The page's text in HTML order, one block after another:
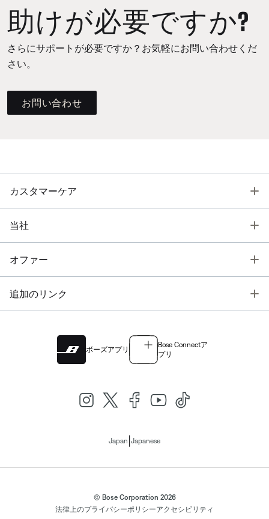
助けが必要ですか?
さらにサポートが必要ですか？お気軽にお問い合わせくだ
さい。
お問い合わせ
カスタマーケア
当社
オファー
追加のリンク
ボーズアプリ
Bose Connectア
プリ
Japan Japanese
© Bose Corporation 2026
法律上のプライバシーポリシーアクセシビリティ